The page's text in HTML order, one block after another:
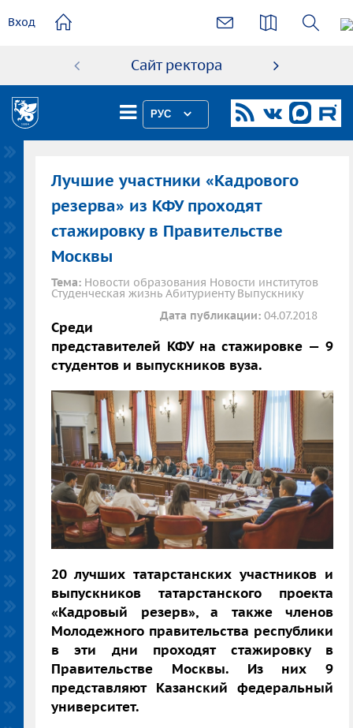
содержанию
Вход
Сайт ректора
РУС
Лучшие участники «Кадрового
резерва» из КФУ проходят
стажировку в Правительстве
Москвы
Тема: Новости образования Новости институтов
Студенческая жизнь Абитуриенту Выпускнику
Дата публикации: 04.07.2018
Среди
представителей КФУ на стажировке — 9
студентов и выпускников вуза.
20 лучших татарстанских участников и
выпускников татарстанского проекта
«Кадровый резерв», а также членов
Молодежного правительства республики
в эти дни проходят стажировку в
Правительстве Москвы. Из них 9
представляют Казанский федеральный
университет.